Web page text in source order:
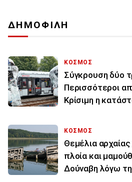
ΔΗΜΟΦΙΛΗ
ΚΟΣΜΟΣ
Σύγκρουση δύο
Περισσότεροι
Κρίσιμη η
ΚΟΣΜΟΣ
Θεμέλια
πλοία και
Δούναβη λόγω